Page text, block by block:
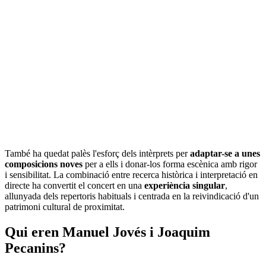
També ha quedat palès l'esforç dels intèrprets peradaptar-se a unes
composicions noves per a ells i donar-los forma escènica amb rigor
i sensibilitat. La combinació entre recerca històrica i interpretació en
directe ha convertit el concert en una experiència singular,
allunyada dels repertoris habituals i centrada en la reivindicació d'un
patrimoni cultural de proximitat.
Qui eren Manuel Jovés i Joaquim
Pecanins?